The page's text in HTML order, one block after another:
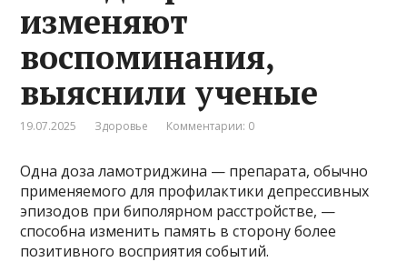
изменяют
воспоминания,
выяснили ученые
19.07.2025 Здоровье Комментарии: 0
Одна доза ламотриджина — препарата, обычно
применяемого для профилактики депрессивных
эпизодов при биполярном расстройстве, —
способна изменить память в сторону более
позитивного восприятия событий.